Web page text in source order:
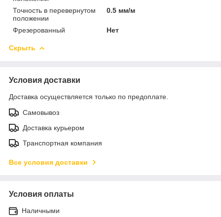
Точность в перевернутом
положении
0.5 мм/м
Фрезерованный Нет
Скрыть
Условия доставки
Доставка осуществляется только по предоплате.
Самовывоз
Доставка курьером
Транспортная компания
Все условия доставки
Условия оплаты
Наличными